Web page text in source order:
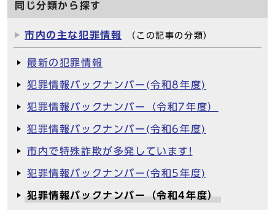
同じ分類から探す
市内の主な犯罪情報 （この記事の分類）
最新の犯罪情報
犯罪情報バックナンバー(令和8年度)
犯罪情報バックナンバー（令和7年度）
犯罪情報バックナンバー(令和6年度)
市内で特殊詐欺が多発しています!
犯罪情報バックナンバー(令和5年度)
犯罪情報バックナンバー（令和4年度）